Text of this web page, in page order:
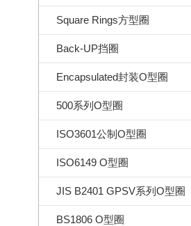
Square Rings方型圈
Back-UP挡圈
Encapsulated封装O型圈
500系列O型圈
ISO3601公制O型圈
ISO6149 O型圈
JIS B2401 GPSV系列O型圈
BS1806 O型圈